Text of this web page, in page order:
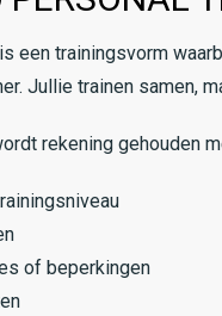
een trainingsvorm
Jullie trainen samen,
rekening gehouden
of beperkingen